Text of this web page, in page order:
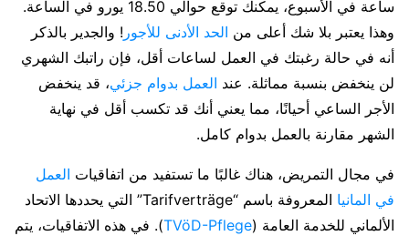
ساعة في الأسبوع، يمكنك توقع حوالي 18.50 يورو في الساعة.
وهذا يعتبر بلا شك أعلى من الحد الأدنى للأجور ! والجدير بالذكر
أنه في حالة رغبتك في العمل لساعات أقل، فإن راتبك الشهري
لن ينخفض بنسبة مماثلة. عند العمل بدوام جزئي، قد ينخفض
الأجر الساعي أحيانًا، مما يعني أنك قد تكسب أقل في نهاية
الشهر مقارنة بالعمل بدوام كامل.
في مجال التمريض، هناك غالبًا ما تستفيد من اتفاقيات العمل
في المانيا
المعروفة باسم “Tarifverträge” التي يحددها الاتحاد
الألماني للخدمة العامة (TVöD-Pflege). في هذه الاتفاقيات، يتم